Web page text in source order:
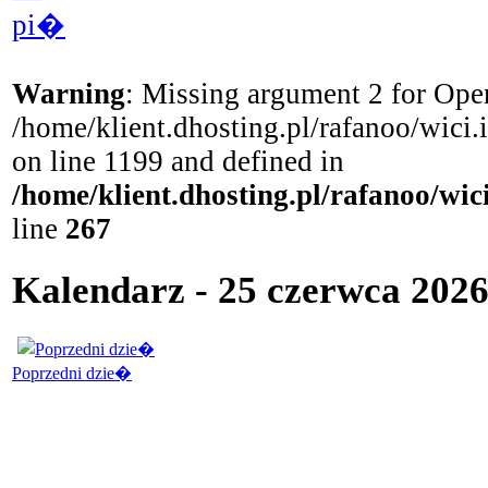
pi�
Warning: Missing argument 2 for
/home/klient.dhosting.pl/rafanoo/
on line 1199 and defined in
/home/klient.dhosting.pl/rafanoo/
line 267
Kalendarz - 25 czerwca
Poprzedni dzie�